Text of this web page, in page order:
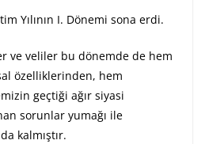
Yılının I. Dönemi sona erdi.
ve veliler bu dönemde de hem
özelliklerinden, hem
geçtiği ağır siyasi
sorunlar yumağı ile
kalmıştır.